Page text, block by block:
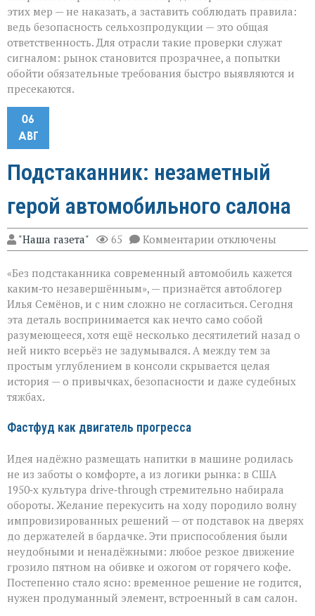
этих мер — не наказать, а заставить соблюдать правила:
ведь безопасность сельхозпродукции — это общая
ответственность. Для отрасли такие проверки служат
сигналом: рынок становится прозрачнее, а попытки
обойти обязательные требования быстро выявляются и
пресекаются.
06
АВГ
Подстаканник: незаметный
герой автомобильного салона
"Наша газета" 65 Комментарии к
записи
незаметный
герой
автомобильного
салона
отключены
«Без подстаканника современный автомобиль кажется
каким‑то незавершённым», — признаётся автоблогер
Илья Семёнов, и с ним сложно не согласиться. Сегодня
эта деталь воспринимается как нечто само собой
разумеющееся, хотя ещё несколько десятилетий назад о
ней никто всерьёз не задумывался. А между тем за
простым углублением в консоли скрывается целая
история — о привычках, безопасности и даже судебных
тяжбах.
Фастфуд как двигатель прогресса
Идея надёжно размещать напитки в машине родилась
не из заботы о комфорте, а из логики рынка: в США
1950‑х культура drive‑through стремительно набирала
обороты. Желание перекусить на ходу породило волну
импровизированных решений — от подставок на дверях
до держателей в бардачке. Эти приспособления были
неудобными и ненадёжными: любое резкое движение
грозило пятном на обивке и ожогом от горячего кофе.
Постепенно стало ясно: временное решение не годится,
нужен продуманный элемент, встроенный в сам салон.